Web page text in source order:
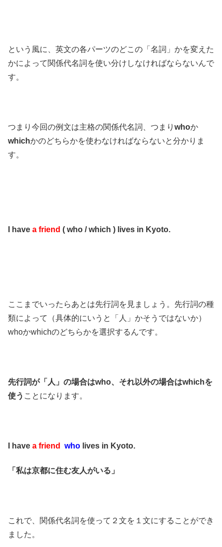
という風に、英文の各パーツのどこの「名詞」かを変えた
かによって関係代名詞を使い分けしなければならないんで
す。
つまり今回の例文は主格の関係代名詞、つまり whoか
whichかのどちらかを使わなければならないと分かりま
す。
I have a friend ( who / which ) lives in Kyoto.
ここまでいったらあとは先行詞を見ましょう。先行詞の種
類によって（具体的にいうと「人」かそうではないか）
whoかwhichのどちらかを選択するんです。
先行詞が「人」の場合はwho、それ以外の場合はwhichを
使う ことになります。
I have a friend who lives in Kyoto.
「私は京都に住む友人がいる」
これで、関係代名詞を使って２文を１文にすることができ
ました。